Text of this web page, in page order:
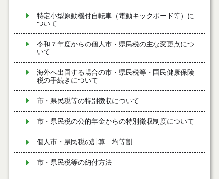
特定小型原動機付自転車（電動キックボード等）に
ついて
令和７年度からの個人市・県民税の主な変更点につ
いて
海外へ出国する場合の市・県民税等・国民健康保険
税の手続きについて
市・県民税等の特別徴収について
市・県民税の公的年金からの特別徴収制度について
個人市・県民税の計算 均等割
市・県民税等の納付方法